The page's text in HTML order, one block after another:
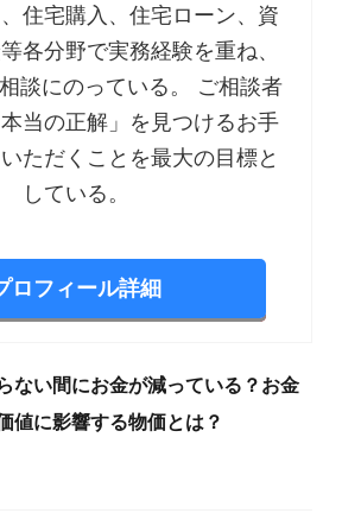
住宅購入、住宅ローン、資
各分野で実務経験を重ね、
談にのっている。 ご相談者
当の正解」を見つけるお手
ただくことを最大の目標と
している。
ロフィール詳細
ない間にお金が減っている？お金
値に影響する物価とは？